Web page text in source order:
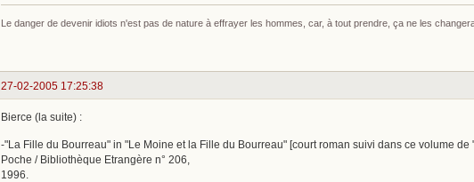
Le danger de devenir idiots n'est pas de nature à effrayer les hommes, car, à tout prendre, ça ne les
27-02-2005 17:25:38
Bierce (la suite) :
-"La Fille du Bourreau" in "Le Moine et la Fille du Bourreau" [court roman suivi dans ce volume
Poche / Bibliothèque Etrangère n° 206,
1996.